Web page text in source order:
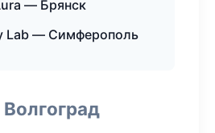
— Брянск
Lab — Симферополь